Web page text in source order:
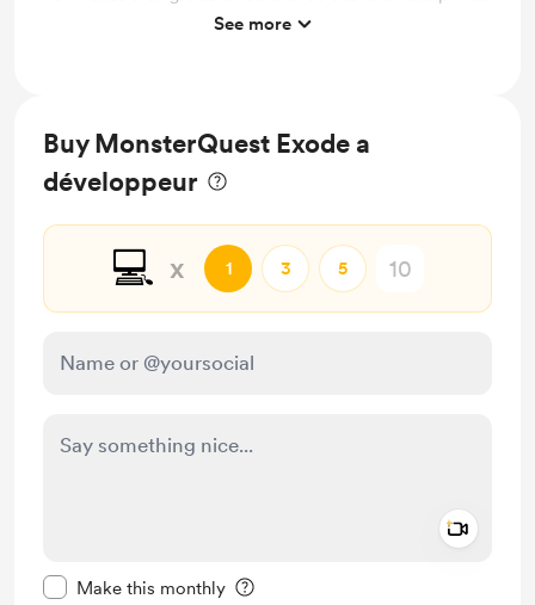
Réductions sur les prix des packs
See more
Buy MonsterQuest Exode a
développeur
💻️ x 1 3 5
Make this monthly